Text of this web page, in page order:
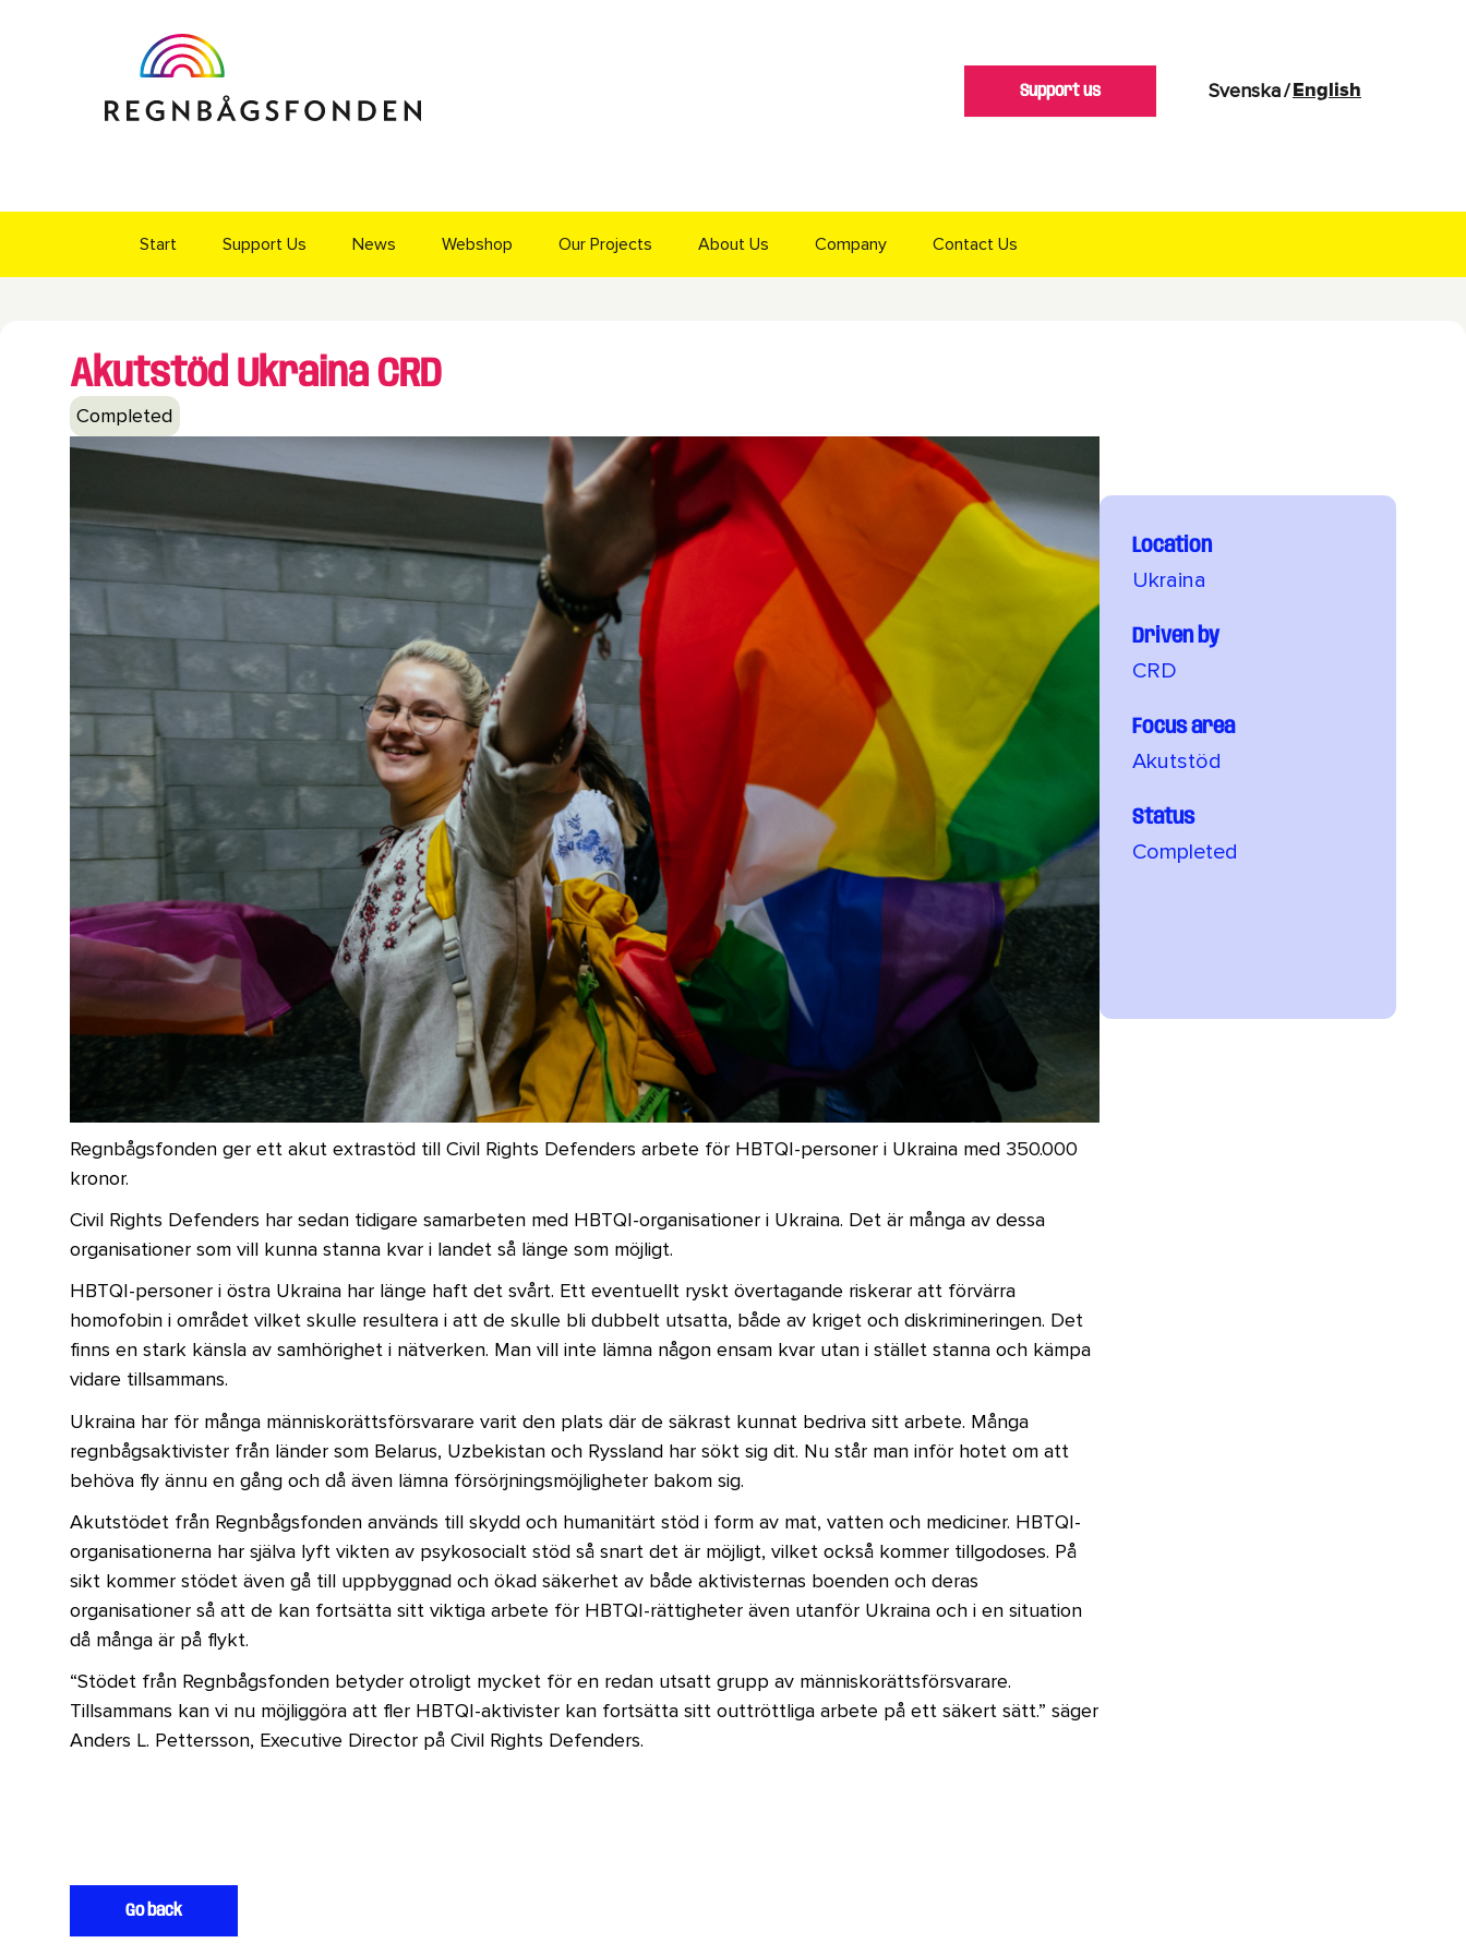
Support us Svenska/ English
Start Support Us News Webshop Our Projects About Us Company Contact Us
Akutstöd Ukraina CRD
Completed
Regnbågsfonden ger ett akut extrastöd till Civil Rights Defenders arbete för HBTQI-personer i Ukraina med 350.000
kronor.
Civil Rights Defenders har sedan tidigare samarbeten med HBTQI-organisationer i Ukraina. Det är många av dessa
organisationer som vill kunna stanna kvar i landet så länge som möjligt.
HBTQI-personer i östra Ukraina har länge haft det svårt. Ett eventuellt ryskt övertagande riskerar att förvärra
homofobin i området vilket skulle resultera i att de skulle bli dubbelt utsatta, både av kriget och diskrimineringen. Det
finns en stark känsla av samhörighet i nätverken. Man vill inte lämna någon ensam kvar utan i stället stanna och kämpa
vidare tillsammans.
Ukraina har för många människorättsförsvarare varit den plats där de säkrast kunnat bedriva sitt arbete. Många
regnbågsaktivister från länder som Belarus, Uzbekistan och Ryssland har sökt sig dit. Nu står man inför hotet om att
behöva fly ännu en gång och då även lämna försörjningsmöjligheter bakom sig.
Akutstödet från Regnbågsfonden används till skydd och humanitärt stöd i form av mat, vatten och mediciner. HBTQI-
organisationerna har själva lyft vikten av psykosocialt stöd så snart det är möjligt, vilket också kommer tillgodoses. På
sikt kommer stödet även gå till uppbyggnad och ökad säkerhet av både aktivisternas boenden och deras
organisationer så att de kan fortsätta sitt viktiga arbete för HBTQI-rättigheter även utanför Ukraina och i en situation
då många är på flykt.
“Stödet från Regnbågsfonden betyder otroligt mycket för en redan utsatt grupp av människorättsförsvarare.
Tillsammans kan vi nu möjliggöra att fler HBTQI-aktivister kan fortsätta sitt outtröttliga arbete på ett säkert sätt.” säger
Anders L. Pettersson, Executive Director på Civil Rights Defenders.
Go back
Location
Ukraina
Driven by
CRD
Focus area
Akutstöd
Status
Completed